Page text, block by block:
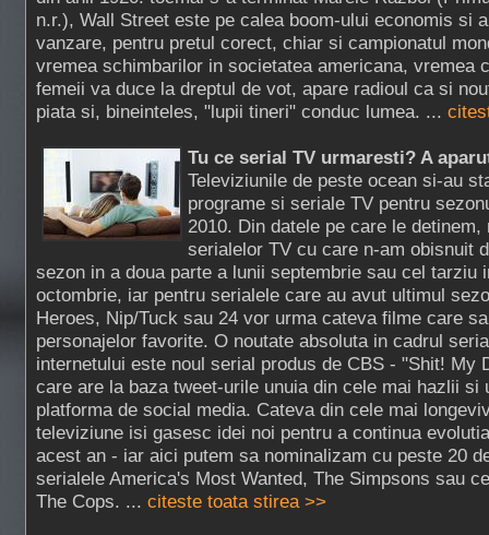
n.r.), Wall Street este pe calea boom-ului economis si
vanzare, pentru pretul corect, chiar si campionatul
vremea schimbarilor in societatea americana, vremea
femeii va duce la dreptul de vot, apare radioul ca si
piata si, bineinteles, "lupii tineri" conduc lumea. ...
Tu ce serial TV urmaresti? A
Televiziunile de peste ocean si-au
programe si seriale TV pentru
2010. Din datele pe care le detinem,
serialelor TV cu care n-am obisnuit
sezon in a doua parte a lunii septembrie sau cel tarziu
octombrie, iar pentru serialele care au avut ultimul
Heroes, Nip/Tuck sau 24 vor urma cateva filme care
personajelor favorite. O noutate absoluta in cadrul
internetului este noul serial produs de CBS - "Shit! My
care are la baza tweet-urile unuia din cele mai hazlii si
platforma de social media. Cateva din cele mai
televiziune isi gasesc idei noi pentru a continua
acest an - iar aici putem sa nominalizam cu peste 20
serialele America's Most Wanted, The Simpsons sau
The Cops. ... citeste toata stirea >>